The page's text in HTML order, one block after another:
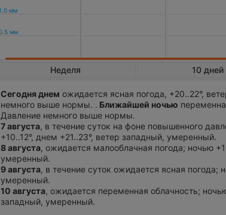
Неделя 10 дней
Сегодня днем ожидается ясная погода, +20..22°,
немного выше нормы. . Ближайшей ночью
Давление немного выше нормы.
7 августа, в течение суток на фоне повышенного
+10..12°, днем +21..23°, ветер западный, умеренный.
8 августа, ожидается малооблачная погода; ночью
умеренный.
9 августа, в течение суток ожидается ясная погода;
умеренный.
10 августа, ожидается переменная облачность;
западный, умеренный.